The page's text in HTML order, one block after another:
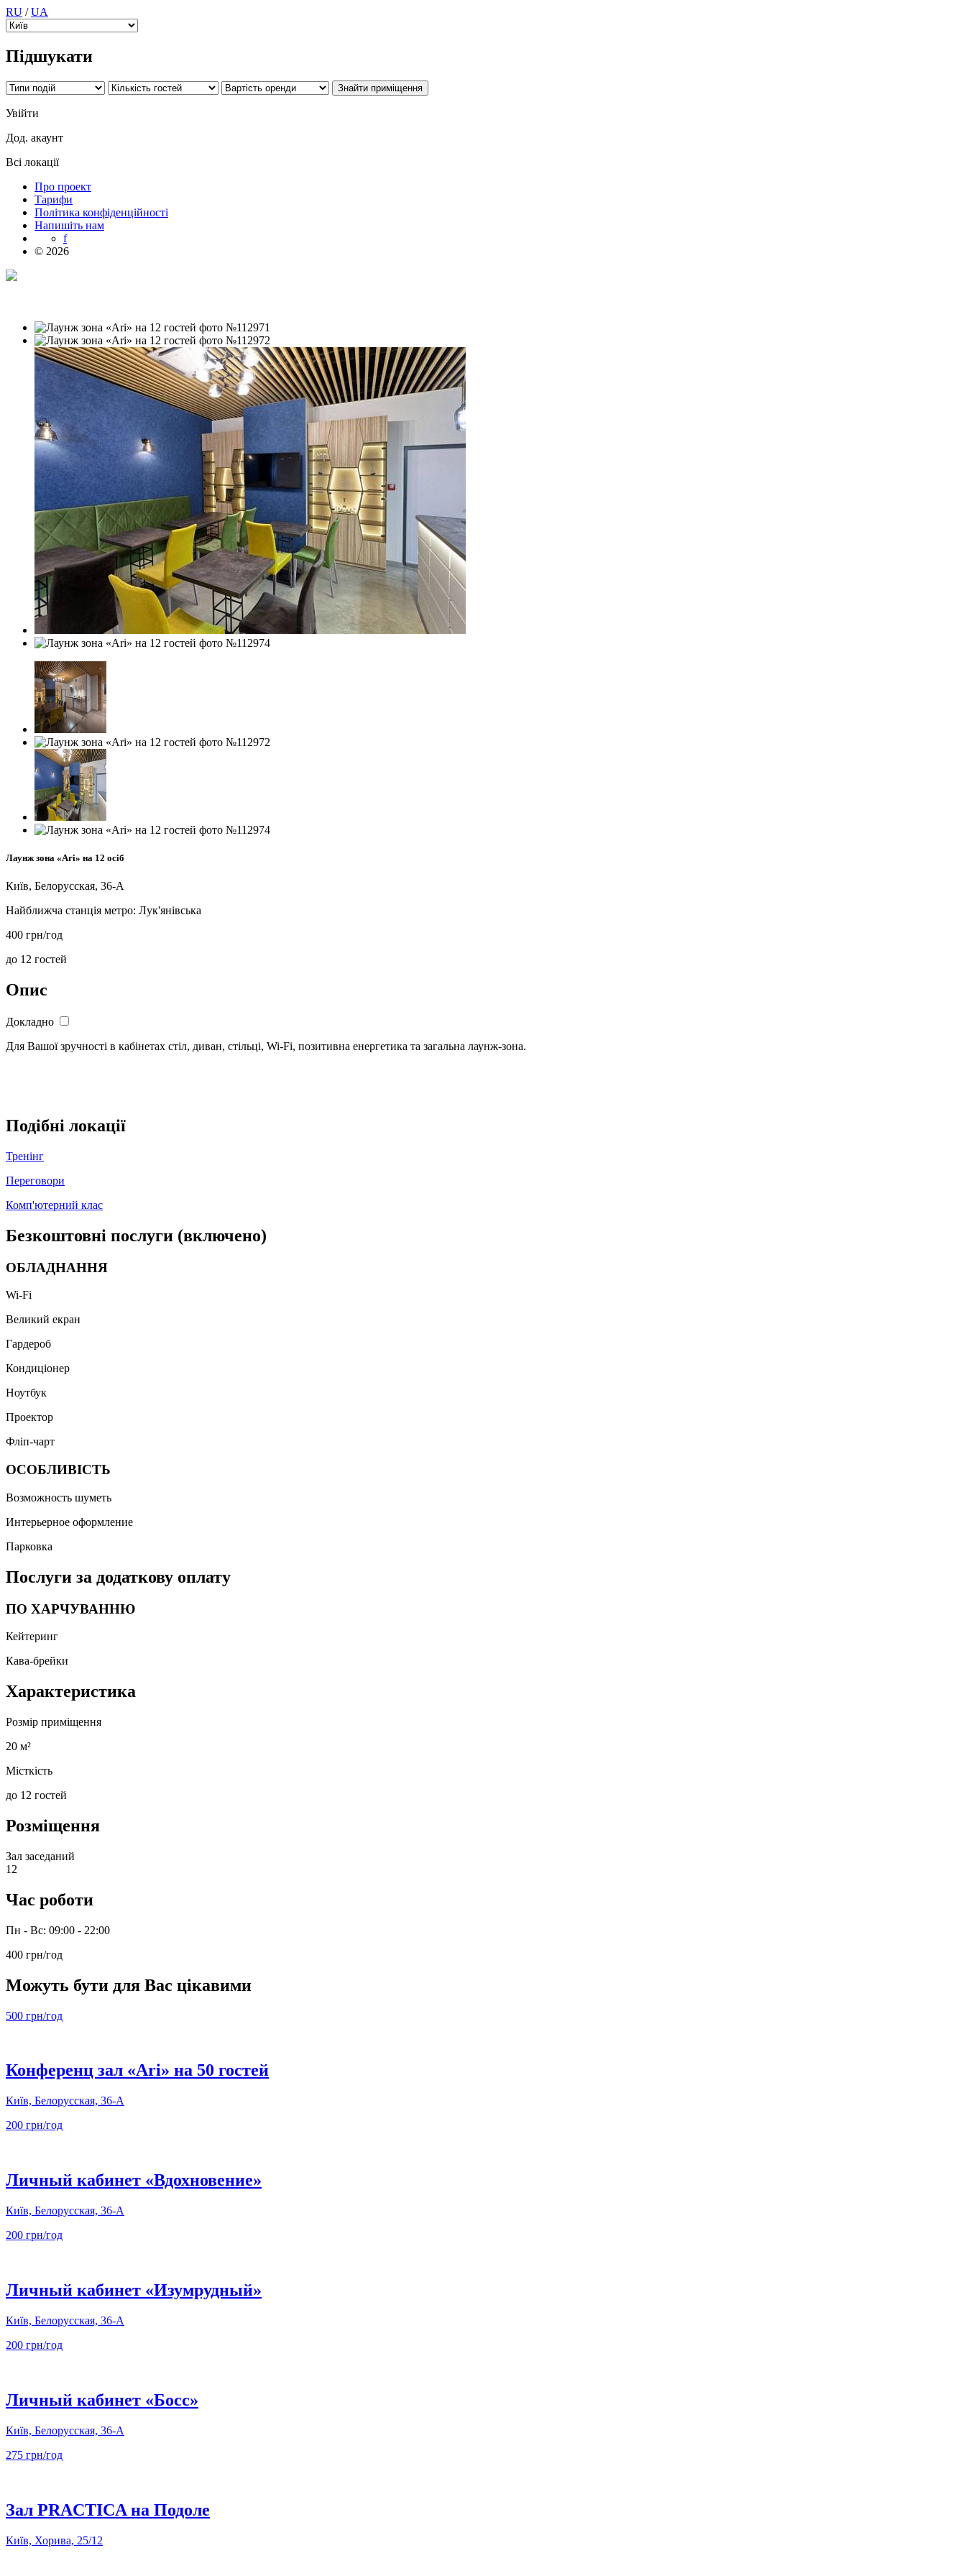
RU /UA
Підшукати
Увійти
Дод. акаунт
Всі локації
Про проект
Тарифи
Політика конфіденційності
Напишіть нам
f
© 2026
Лаунж зона «Ari» на 12 осіб
Київ, Белорусская, 36-А
Найближча станція метро: Лук'янівська
400 грн/год
до 12 гостей
Опис
Докладно
Для Вашої зручності в кабінетах стіл, диван, стільці, Wi-Fi, позитивна енергетика та загальна лаунж-зона.
Подібні локації
Тренінг
Переговори
Комп'ютерний клас
Безкоштовні послуги (включено)
ОБЛАДНАННЯ
Wi-Fi
Великий екран
Гардероб
Кондиціонер
Ноутбук
Проектор
Фліп-чарт
ОСОБЛИВІСТЬ
Возможность шуметь
Интерьерное оформление
Парковка
Послуги за додаткову оплату
ПО ХАРЧУВАННЮ
Кейтеринг
Кава-брейки
Характеристика
Розмір приміщення
20 м²
Місткість
до 12 гостей
Розміщення
Зал заседаний
12
Час роботи
Пн - Вс: 09:00 - 22:00
400 грн/год
Можуть бути для Вас цікавими
500 грн/год
Конференц зал «Ari» на 50 гостей
Київ, Белорусская, 36-А
200 грн/год
Личный кабинет «Вдохновение»
Київ, Белорусская, 36-А
200 грн/год
Личный кабинет «Изумрудный»
Київ, Белорусская, 36-А
200 грн/год
Личный кабинет «Босс»
Київ, Белорусская, 36-А
275 грн/год
Зал PRACTICA на Подоле
Київ, Хорива, 25/12